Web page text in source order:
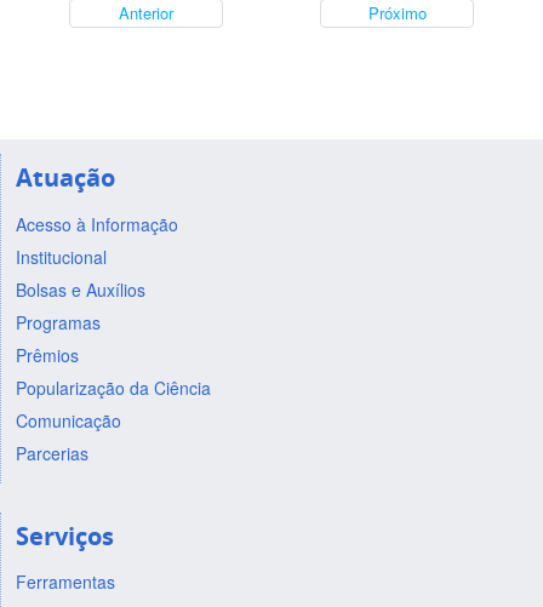
Anterior Próximo
Atuação
Acesso à Informação
Institucional
Bolsas e Auxílios
Programas
Prêmios
Popularização da Ciência
Comunicação
Parcerias
Serviços
Ferramentas